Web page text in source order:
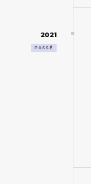
2021
PASSÉ